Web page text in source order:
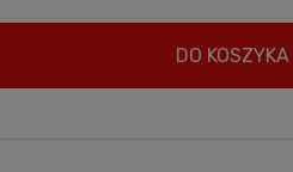
DO KOSZYKA